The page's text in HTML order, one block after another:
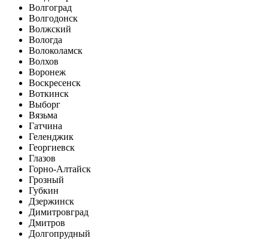
Волгоград
Волгодонск
Волжский
Вологда
Волоколамск
Волхов
Воронеж
Воскресенск
Воткинск
Выборг
Вязьма
Гатчина
Геленджик
Георгиевск
Глазов
Горно-Алтайск
Грозный
Губкин
Дзержинск
Димитровград
Дмитров
Долгопрудный